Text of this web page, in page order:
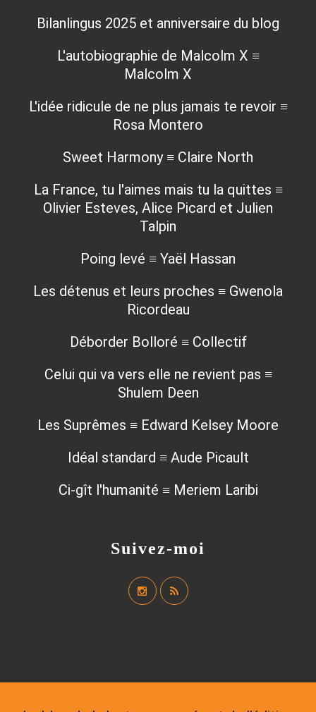
Suivez-moi
Bilanlingus 2025 et anniversaire du blog
L'autobiographie de Malcolm X ≡
Malcolm X
L'idée ridicule de ne plus jamais te revoir ≡
Rosa Montero
Sweet Harmony ≡ Claire North
La France, tu l'aimes mais tu la quittes ≡
Olivier Esteves, Alice Picard et Julien
Talpin
Poing levé ≡ Yaël Hassan
Les détenus et leurs proches ≡ Gwenola
Ricordeau
Déborder Bolloré ≡ Collectif
Celui qui va vers elle ne revient pas ≡
Shulem Deen
Les Suprêmes ≡ Edward Kelsey Moore
Idéal standard ≡ Aude Picault
Ci-gît l'humanité ≡ Meriem Laribi